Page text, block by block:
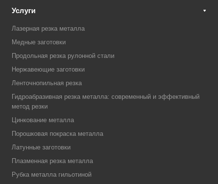
Услуги
Лазерная резка металла
Медные заготовки
Продольная резка рулонной стали
Нержавеющие заготовки
Ленточнопильная резка
Гидроабразивная резка металла: современный и эффективный
метод резки
Цинкование металла
Порошковая покраска металла
Латунные заготовки
Плазменная резка металла
Рубка металла гильотиной